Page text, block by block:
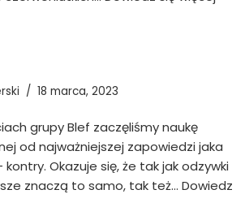
18 marca, 2023
grupy Blef zaczęliśmy naukę
od najważniejszej zapowiedzi jaka
Okazuje się, że tak jak odzywki
znaczą to samo, tak też… Dowiedz